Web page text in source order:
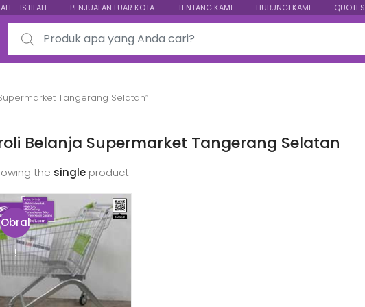
– ISTILAH PENJUALAN LUAR KOTA TENTANG KAMI HUBUNGI KAMI QUOTES
Search for:
Tangerang Selatan”
Belanja Supermarket Tangerang Selatan
the single product
Obral
!